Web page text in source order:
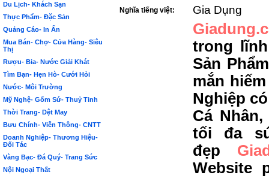
Du Lịch- Khách Sạn
Thực Phẩm- Đặc Sản
Quảng Cáo- In Ấn
Mua Bán- Chợ- Cửa Hàng- Siêu
Thị
Rượu- Bia- Nước Giải Khát
Tìm Bạn- Hẹn Hò- Cưới Hỏi
Nước- Môi Trường
Mỹ Nghệ- Gốm Sứ- Thuỷ Tinh
Thời Trang- Dệt May
Bưu Chính- Viễn Thông- CNTT
Doanh Nghiệp- Thương Hiệu-
Đối Tác
Vàng Bạc- Đá Quý- Trang Sức
Nội Ngoại Thất
Nghĩa tiếng việt: Gia Dụng
trong
Sản
mắn
Nghiệp
Cá
tối đa
đẹp
Website